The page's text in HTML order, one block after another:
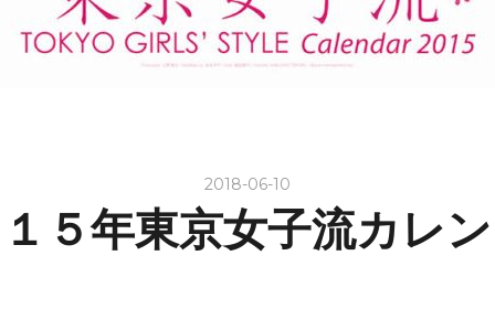
2018-06-10
５年東京女子流カレ